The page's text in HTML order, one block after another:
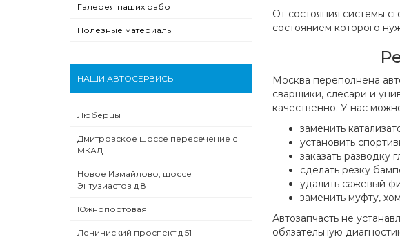
Галерея наших работ
Полезные материалы
НАШИ АВТОСЕРВИСЫ
Люберцы
Дмитровское шоссе пересечение с
МКАД
Новое Измайлово, шоссе
Энтузиастов д 8
Южнопортовая
Лениниский проспект д 51
От состояния системы
состоянием которого
Москва переполнена
сварщики, слесари и
качественно. У нас
заменить
установить
заказать разводку
сделать резку
удалить сажевый
заменить муфту,
Автозапчасть не
обязательную